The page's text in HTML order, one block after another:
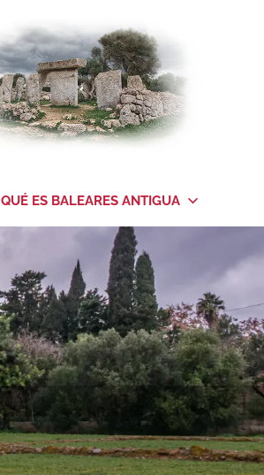
QUÉ ES BALEARES ANTIGUA